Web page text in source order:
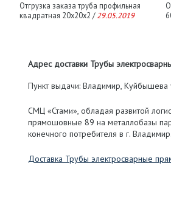
Отгрузка заказа труба профильная
квадратная 20х20х2 / 29.05.2019
Адрес доставки Трубы
Пункт выдачи: Владимир, Куйбышева
СМЦ «Стами», обладая развитой
прямошовные 89 на металлобазы
конечного потребителя в г.
Доставка Трубы электросварные